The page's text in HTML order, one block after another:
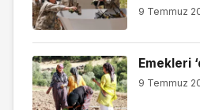
9 Temmuz
Emekleri
9 Temmuz